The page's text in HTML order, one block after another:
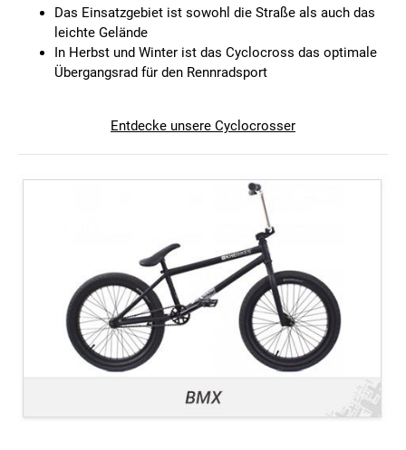
Das Einsatzgebiet ist sowohl die Straße als auch das
leichte Gelände
In Herbst und Winter ist das Cyclocross das optimale
Übergangsrad für den Rennradsport
Entdecke unsere Cyclocrosser